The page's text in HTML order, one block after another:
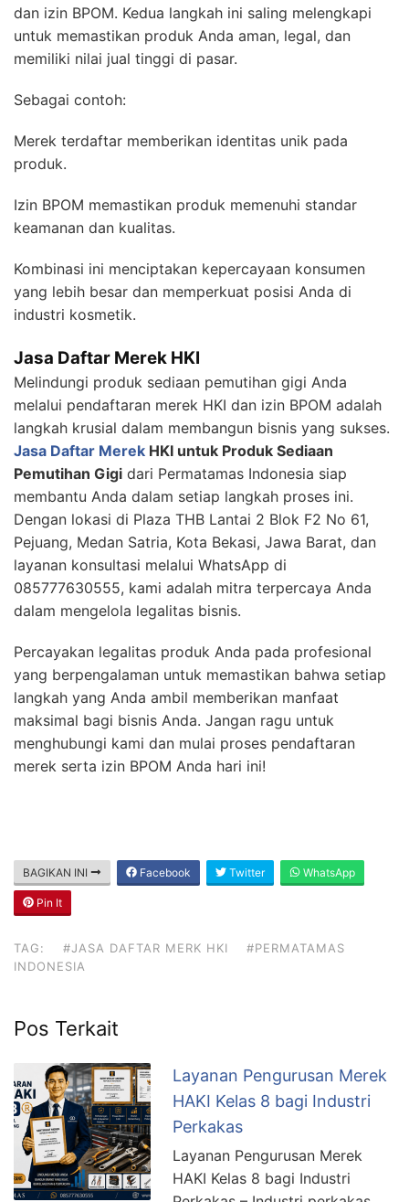
dan izin BPOM. Kedua langkah ini saling melengkapi
untuk memastikan produk Anda aman, legal, dan
memiliki nilai jual tinggi di pasar.
Sebagai contoh:
Merek terdaftar memberikan identitas unik pada
produk.
Izin BPOM memastikan produk memenuhi standar
keamanan dan kualitas.
Kombinasi ini menciptakan kepercayaan konsumen
yang lebih besar dan memperkuat posisi Anda di
industri kosmetik.
Jasa Daftar Merek HKI
Melindungi produk sediaan pemutihan gigi Anda
melalui pendaftaran merek HKI dan izin BPOM adalah
langkah krusial dalam membangun bisnis yang sukses.
Jasa Daftar Merek HKI untuk Produk Sediaan
Pemutihan Gigi dari Permatamas Indonesia siap
membantu Anda dalam setiap langkah proses ini.
Dengan lokasi di Plaza THB Lantai 2 Blok F2 No 61,
Pejuang, Medan Satria, Kota Bekasi, Jawa Barat, dan
layanan konsultasi melalui WhatsApp di
085777630555, kami adalah mitra terpercaya Anda
dalam mengelola legalitas bisnis.
Percayakan legalitas produk Anda pada profesional
yang berpengalaman untuk memastikan bahwa setiap
langkah yang Anda ambil memberikan manfaat
maksimal bagi bisnis Anda. Jangan ragu untuk
menghubungi kami dan mulai proses pendaftaran
merek serta izin BPOM Anda hari ini!
BAGIKAN INI Facebook Twitter WhatsApp
Pin It
TAG: #JASA DAFTAR MERK HKI
#PERMATAMAS
INDONESIA
Pos Terkait
Layanan Pengurusan Merek
HAKI Kelas 8 bagi Industri
Perkakas
Layanan Pengurusan Merek
HAKI Kelas 8 bagi Industri